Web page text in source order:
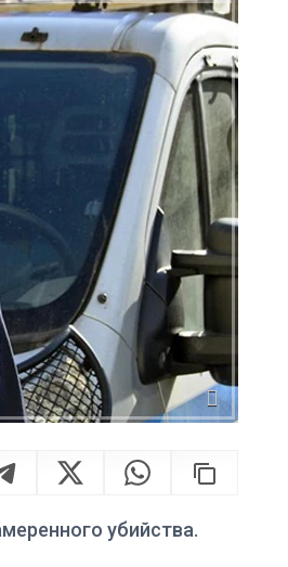
убийства.